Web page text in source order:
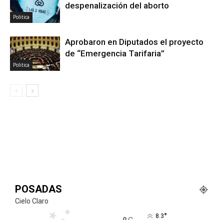
Politica
despenalización del aborto
Politica
Aprobaron en Diputados el proyecto
de “Emergencia Tarifaria”
POSADAS
Cielo Claro
8.3°